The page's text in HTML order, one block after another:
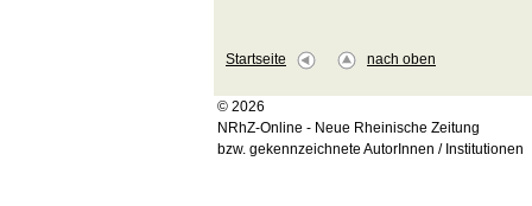
Startseite nach oben
© 2026
NRhZ-Online - Neue Rheinische Zeitung
bzw. gekennzeichnete AutorInnen / Institutionen